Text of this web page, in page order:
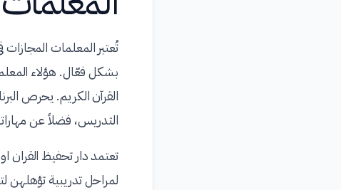
تُعتبر المعلمات
بشكل فعّال. هؤلاء
القرآن الكريم. يحرص
التدريس، فضلاً عن
تعتمد دار تحفيظ القران
لمراحل تدريبية تؤهلهن